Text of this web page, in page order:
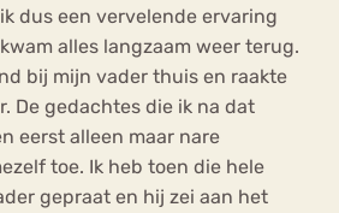
dus een vervelende ervaring
alles langzaam weer terug.
bij mijn vader thuis en raakte
De gedachtes die ik na dat
eerst alleen maar nare
toe. Ik heb toen die hele
gepraat en hij zei aan het